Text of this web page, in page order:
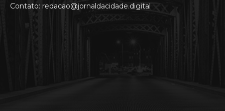
Contato: redacao@jornaldacidade.digital